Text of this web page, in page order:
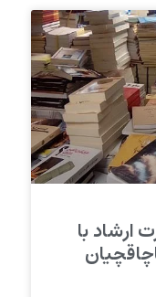
ارشاد با